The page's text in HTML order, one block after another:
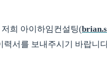
희 아이하임컨설팅(
력서를 보내주시기 바랍니